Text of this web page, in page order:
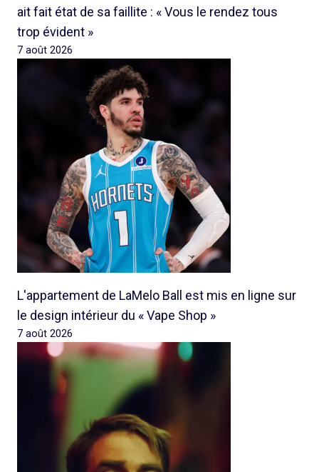
ait fait état de sa faillite : « Vous le rendez tous
trop évident »
7 août 2026
L'appartement de LaMelo Ball est mis en ligne sur
le design intérieur du « Vape Shop »
7 août 2026